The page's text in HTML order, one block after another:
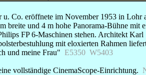
Co. eröffnete im November 1953 in Lohr
breite und 4 m hohe Panorama-Bühne
FP 6-Maschinen stehen. Architekt
mit eloxierten Rahmen
und meine Frau" E5350 W5403
vollständige CinemaScope-Einrichtung.